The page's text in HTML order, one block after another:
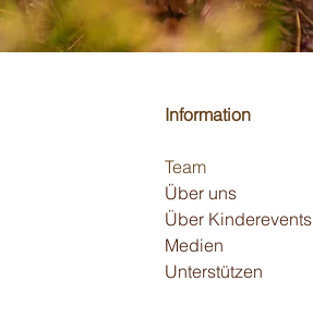
Information
Team
Über uns
Über Kinderevents
Medien
Unterstützen